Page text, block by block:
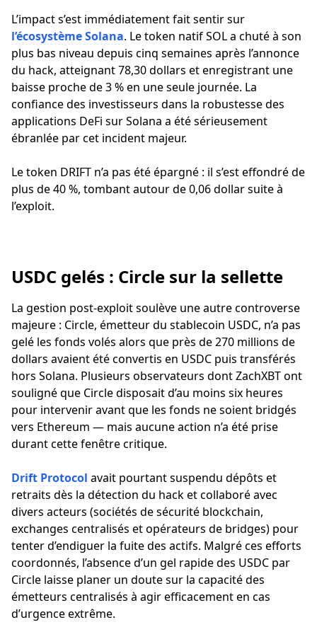
L’impact s’est immédiatement fait sentir sur
l’écosystème Solana. Le token natif SOL a chuté à son
plus bas niveau depuis cinq semaines après l’annonce
du hack, atteignant 78,30 dollars et enregistrant une
baisse proche de 3 % en une seule journée. La
confiance des investisseurs dans la robustesse des
applications DeFi sur Solana a été sérieusement
ébranlée par cet incident majeur.
Le token DRIFT n’a pas été épargné : il s’est effondré de
plus de 40 %, tombant autour de 0,06 dollar suite à
l’exploit.
USDC gelés : Circle sur la sellette
La gestion post-exploit soulève une autre controverse
majeure : Circle, émetteur du stablecoin USDC, n’a pas
gelé les fonds volés alors que près de 270 millions de
dollars avaient été convertis en USDC puis transférés
hors Solana. Plusieurs observateurs dont ZachXBT ont
souligné que Circle disposait d’au moins six heures
pour intervenir avant que les fonds ne soient bridgés
vers Ethereum — mais aucune action n’a été prise
durant cette fenêtre critique.
Drift Protocol avait pourtant suspendu dépôts et
retraits dès la détection du hack et collaboré avec
divers acteurs (sociétés de sécurité blockchain,
exchanges centralisés et opérateurs de bridges) pour
tenter d’endiguer la fuite des actifs. Malgré ces efforts
coordonnés, l’absence d’un gel rapide des USDC par
Circle laisse planer un doute sur la capacité des
émetteurs centralisés à agir efficacement en cas
d’urgence extrême.